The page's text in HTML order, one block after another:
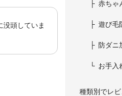
没頭していま
赤ちゃ
遊び毛
防ダニ
お手入
種類別でレ